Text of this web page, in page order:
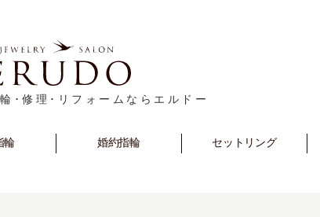
･修理･リフォームならエルドー
輪 婚約指輪
Engagement セットリング
Set Ring